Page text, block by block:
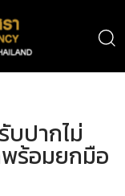
ปากไม่
พร้อมยกมือ